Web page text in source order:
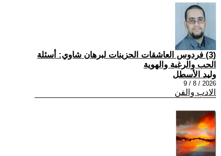
(3) فردوس العاشقات الحزينات لبرهان شاوي: أسئلة
الحب والرغبة والهوية
وليد الأسطل
2026 / 8 / 9
الادب والفن